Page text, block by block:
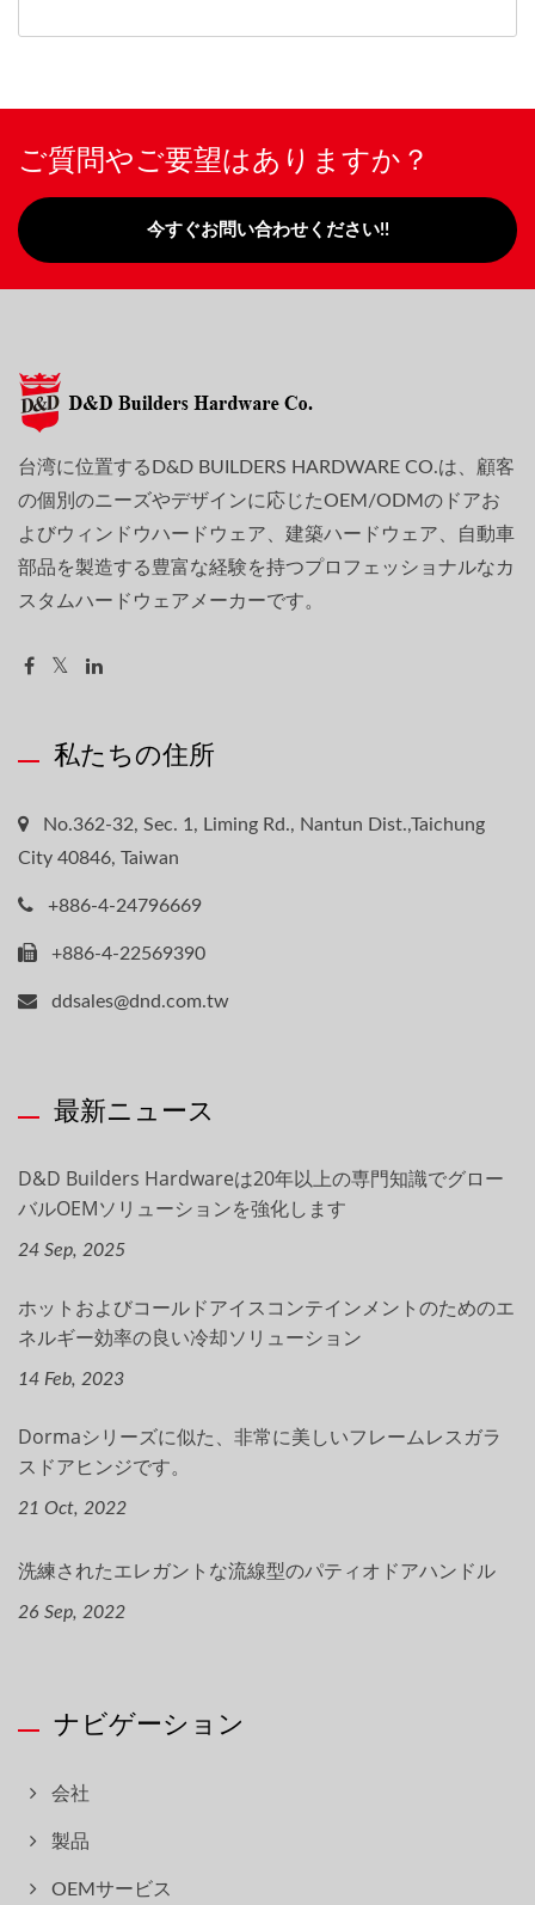
ご質問やご要望はありますか？
今すぐお問い合わせください!!
台湾に位置するD&D BUILDERS HARDWARE CO.は、顧客
の個別のニーズやデザインに応じたOEM/ODMのドアお
よびウィンドウハードウェア、建築ハードウェア、自動車
部品を製造する豊富な経験を持つプロフェッショナルなカ
スタムハードウェアメーカーです。
私たちの住所
No.362-32, Sec. 1, Liming Rd., Nantun Dist.,Taichung
City 40846, Taiwan
+886-4-24796669
+886-4-22569390
ddsales@dnd.com.tw
最新ニュース
D&D Builders Hardwareは20年以上の専門知識でグロー
バルOEMソリューションを強化します
24 Sep, 2025
ホットおよびコールドアイスコンテインメントのためのエ
ネルギー効率の良い冷却ソリューション
14 Feb, 2023
Dormaシリーズに似た、非常に美しいフレームレスガラ
スドアヒンジです。
21 Oct, 2022
洗練されたエレガントな流線型のパティオドアハンドル
26 Sep, 2022
ナビゲーション
会社
製品
OEMサービス